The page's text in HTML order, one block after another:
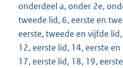
onderdeel a, onder 2e,
tweede lid, 6, eerste en
eerste, tweede en vijfde
12, eerste lid, 14, eerste
17, eerste lid, 18, 19,